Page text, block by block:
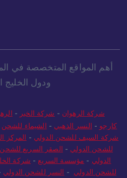
أهم المواقع المتخصصة في
ودول الخليج
شركة الرهوان - شركة الخير -
كارجو - النسر الذهبي - الشيماء للشحن
شركة السيف للشحن الدولي - المركز
للشحن الدولي - الصقر السريع للشحن
الدولي - مؤسسة السريع - شركة
للشحن الدولي - النسر للشحن الدولي